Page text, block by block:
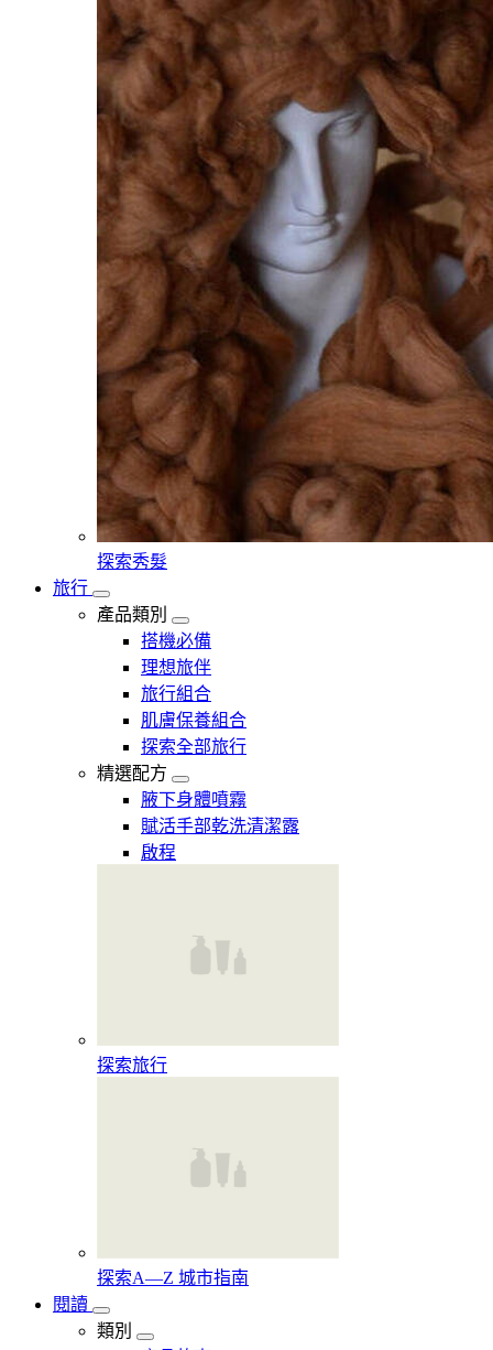
探索秀髮
旅行
產品類別
搭機必備
理想旅伴
旅行組合
肌膚保養組合
探索全部旅行
精選配方
腋下身體噴霧
賦活手部乾洗清潔露
啟程
探索旅行
探索A—Z 城市指南
閱讀
類別